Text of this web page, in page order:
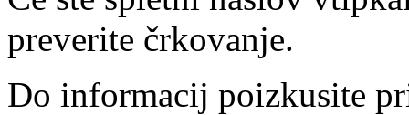
preverite črkovanje.
Do informacij poizkusite